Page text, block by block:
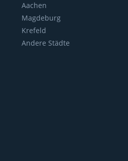
Aachen
Magdeburg
Krefeld
Andere Städte